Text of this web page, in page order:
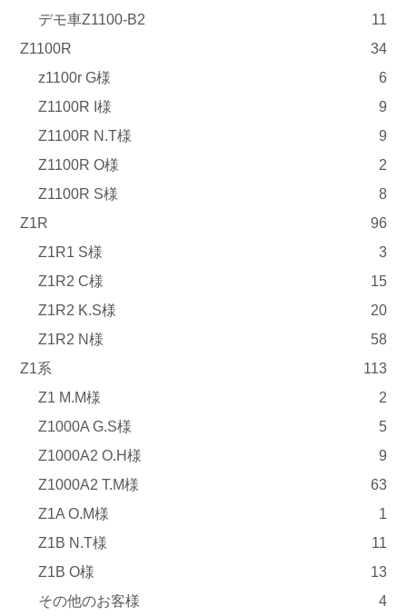
デモ車Z1100-B2
11
Z1100R
34
z1100r G様
6
Z1100R I様
9
Z1100R N.T様
9
Z1100R O様
2
Z1100R S様
8
Z1R
96
Z1R1 S様
3
Z1R2 C様
15
Z1R2 K.S様
20
Z1R2 N様
58
Z1系
113
Z1 M.M様
2
Z1000A G.S様
5
Z1000A2 O.H様
9
Z1000A2 T.M様
63
Z1A O.M様
1
Z1B N.T様
11
Z1B O様
13
その他のお客様
4